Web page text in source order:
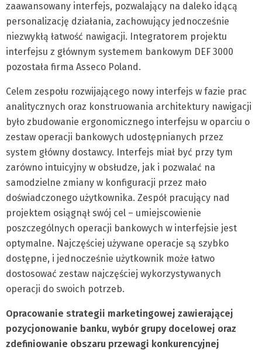
zaawansowany interfejs, pozwalający na daleko idącą
personalizację działania, zachowujący jednocześnie
niezwykłą łatwość nawigacji. Integratorem projektu
interfejsu z głównym systemem bankowym DEF 3000
pozostała firma Asseco Poland.
Celem zespołu rozwijającego nowy interfejs w fazie prac
analitycznych oraz konstruowania architektury nawigacji
było zbudowanie ergonomicznego interfejsu w oparciu o
zestaw operacji bankowych udostępnianych przez
system główny dostawcy. Interfejs miał być przy tym
zarówno intuicyjny w obsłudze, jak i pozwalać na
samodzielne zmiany w konfiguracji przez mało
doświadczonego użytkownika. Zespół pracujący nad
projektem osiągnął swój cel – umiejscowienie
poszczególnych operacji bankowych w interfejsie jest
optymalne. Najczęściej używane operacje są szybko
dostępne, i jednocześnie użytkownik może łatwo
dostosować zestaw najczęściej wykorzystywanych
operacji do swoich potrzeb.
Opracowanie strategii marketingowej zawierającej
pozycjonowanie banku, wybór grupy docelowej oraz
zdefiniowanie obszaru przewagi konkurencyjnej